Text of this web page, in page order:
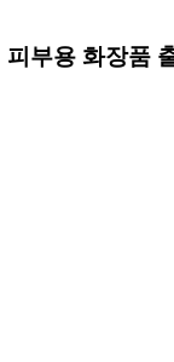
부용 화장품